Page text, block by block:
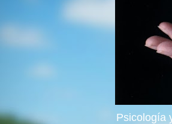
Psicología